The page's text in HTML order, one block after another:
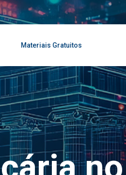
Materiais Gratuitos
no